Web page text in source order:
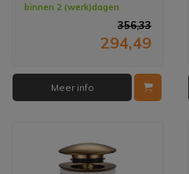
binnen 2 (werk)dagen
356,33
294,49
Meer info